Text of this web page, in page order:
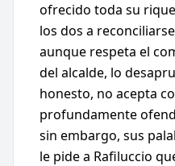
ofrecido toda su
los dos a
aunque respeta el
del alcalde, lo
honesto, no acepta
profundamente
sin embargo, sus
le pide a Rafiluccio